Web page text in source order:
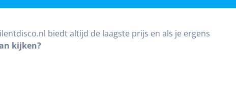
biedt altijd de laagste prijs en als je ergens
kijken?